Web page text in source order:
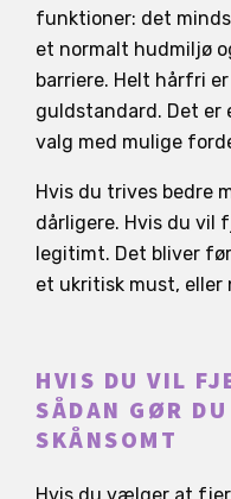
funktioner: det
et normalt hudmiljø
barriere. Helt hårfri
guldstandard. Det
valg med mulige
Hvis du trives bedre
dårligere. Hvis du vil
legitimt. Det bliver
et ukritisk must, eller
HVIS DU VIL
SÅDAN GØR
SKÅNSOMT
Hvis du vælger at